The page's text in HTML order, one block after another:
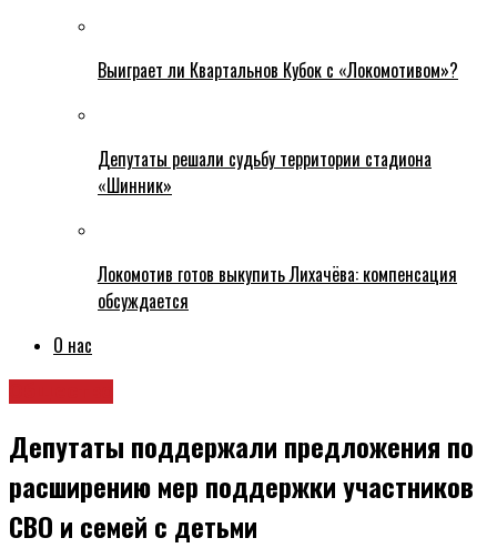
Выиграет ли Квартальнов Кубок с «Локомотивом»?
Депутаты решали судьбу территории стадиона
«Шинник»
Локомотив готов выкупить Лихачёва: компенсация
обсуждается
О нас
Депутаты поддержали предложения по
расширению мер поддержки участников
СВО и семей с детьми